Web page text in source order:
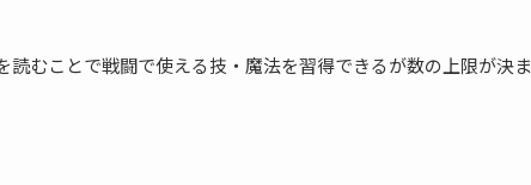
むことで戦闘で使える技・魔法を習得できるが数の上限が決ま